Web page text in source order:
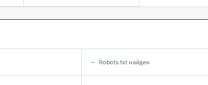
Robots.txt найден